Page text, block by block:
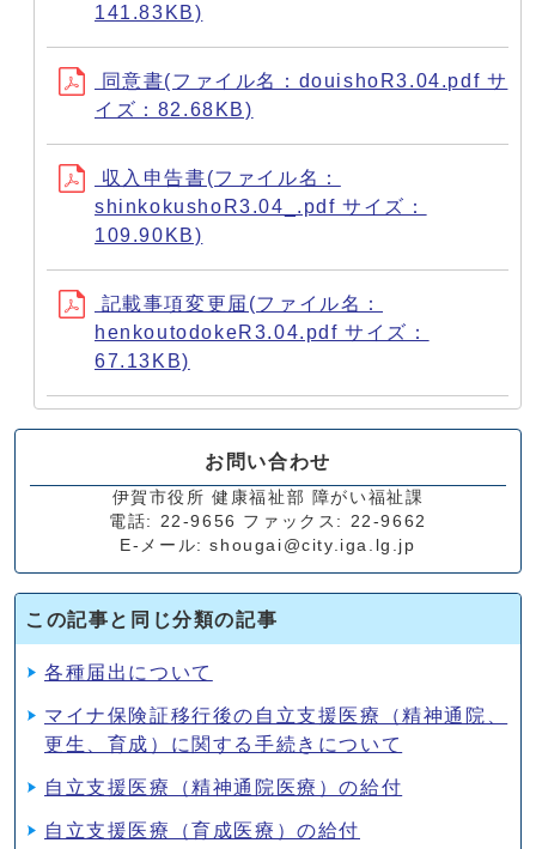
141.83KB)
同意書(ファイル名：douishoR3.04.pdf サ
イズ：82.68KB)
収入申告書(ファイル名：
shinkokushoR3.04_.pdf サイズ：
109.90KB)
記載事項変更届(ファイル名：
henkoutodokeR3.04.pdf サイズ：
67.13KB)
お問い合わせ
伊賀市役所 健康福祉部 障がい福祉課
電話: 22-9656 ファックス: 22-9662
E-メール: shougai@city.iga.lg.jp
この記事と同じ分類の記事
各種届出について
マイナ保険証移行後の自立支援医療（精神通院、
更生、育成）に関する手続きについて
自立支援医療（精神通院医療）の給付
自立支援医療（育成医療）の給付